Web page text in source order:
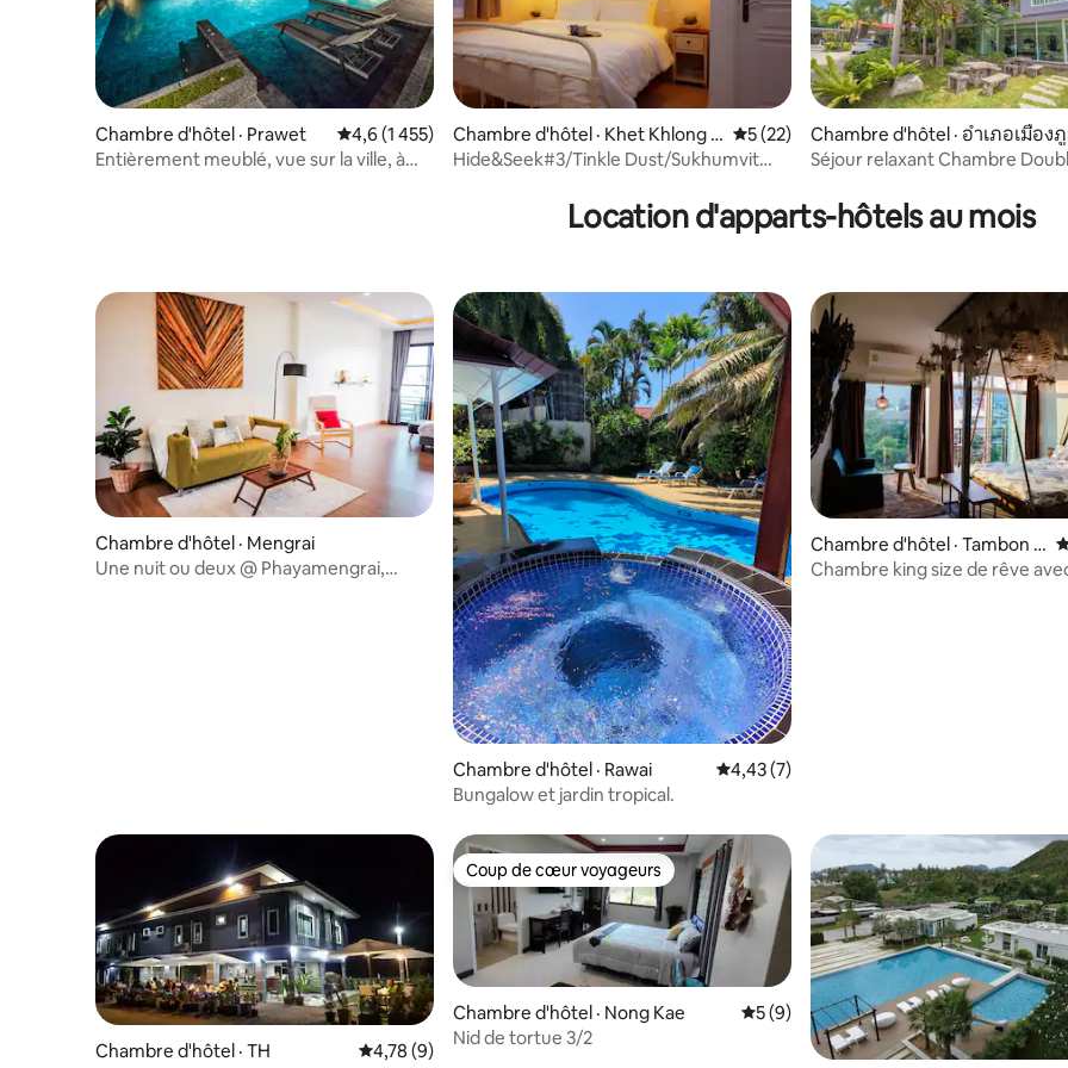
Chambre d'hôtel · Prawet Note moyenne de 4,6 sur 5, 1 455 commentaires
4,6 (1 455)
Entièrement meublé, vue sur la ville, à
Chambre d'hôtel · Khet Khlong T
oei
Note moyenne de 5 sur 5, 22
5 (22)
Hide&Seek#3/Tinkle Dust/Sukhumvit
Chambre d'hôtel · อำเภอเมือง
ต
Séjour relaxant Chambre
Location d'apparts-hôtels au mois
Chambre d'hôtel · Mengrai
Une nuit ou deux @ Phayamengrai,
Chambre d'hôtel · Rawai Note moyenne de 4,43 sur 5, 7
4,43 (7)
Bungalow et jardin tropical.
Chambre d'hôtel · Tambon S
u Thep
Chambre king size de rêve
Chambre d'hôtel · TH Note moyenne de 4,78 sur 5, 9 commentaires
4,78 (9)
Coup de cœur voyageurs
Coup de cœur voyageurs
Chambre d'hôtel · Nong Kae Note moyenne de 5 sur 5, 9
5 (9)
Nid de tortue 3/2